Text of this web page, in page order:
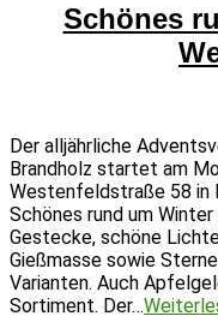
Schönes
Der alljährliche
Brandholz startet am
Westenfeldstraße 58 in
Schönes rund um
Gestecke, schöne
Gießmasse sowie
Varianten. Auch
Sortiment. Der…